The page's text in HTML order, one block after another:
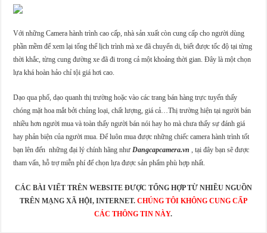
Với những Camera hành trình cao cấp, nhà sản xuất còn cung cấp cho người dùng
phần mềm để xem lại tổng thể lịch trình mà xe đã chuyển di, biết được tốc độ tại từng
thời khắc, từng cung đường xe đã đi trong cả một khoảng thời gian. Đây là một chọn
lựa khá hoàn hảo chỉ tội giá hơi cao.
Dạo qua phố, dạo quanh thị trường hoặc vào các trang bán hàng trực tuyến thấy
chóng mặt hoa mắt bởi chủng loại, chất lượng, giá cả…Thị trường hiện tại người bán
nhiều hơn người mua và toàn thấy người bán nói hay ho mà chưa thấy sự đánh giá
hay phản biện của người mua. Để luôn mua được những chiếc camera hành trình tốt
bạn lên đến những đại lý chính hãng nhưDangcapcamera.vn , tại đây bạn sẽ được
tham vấn, hỗ trợ miễn phí để chọn lựa được sản phẩm phù hợp nhất.
CÁC BÀI VIẾT TRÊN WEBSITE ĐƯỢC TỔNG HỢP TỪ NHIỀU NGUỒN
TRÊN MẠNG XÃ HỘI, INTERNET. CHÚNG TÔI KHÔNG CUNG CẤP
CÁC THÔNG TIN NÀY.